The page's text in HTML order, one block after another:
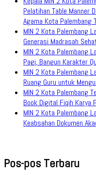
Pelatihan Table Manner
Agama Kota Palembang
MIN 2 Kota Palembang
Generasi Madrasah
MIN 2 Kota Palembang
Pagi, Bangun Karakter
MIN 2 Kota Palembang
Ruang Guru untuk
MIN 2 Kota Palembang
Book Digital Fiqih Karya
MIN 2 Kota Palembang
Keabsahan Dokumen
Pos-pos Terbaru